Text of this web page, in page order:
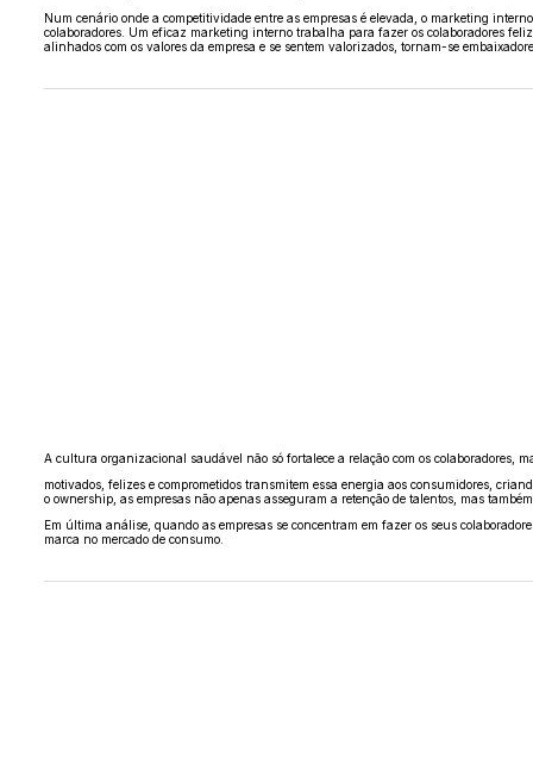
Num cenário onde a competitividade entre as empresas é elevada, o marketing
colaboradores. Um eficaz marketing interno trabalha para fazer os colaboradores
alinhados com os valores da empresa e se sentem valorizados, tornam-se
A cultura organizacional saudável não só fortalece a relação com os colaboradores,
motivados, felizes e comprometidos transmitem essa energia aos consumidores,
o ownership, as empresas não apenas asseguram a retenção de talentos, mas
Em última análise, quando as empresas se concentram em fazer os seus
marca no mercado de consumo.